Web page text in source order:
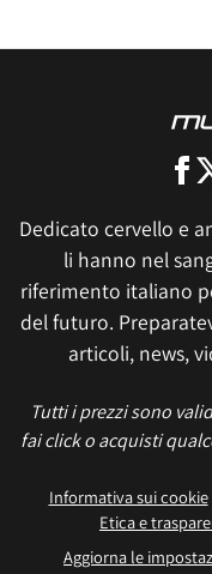
Dedicato cervello e
li hanno nel
riferimento italiano
del futuro.
articoli, news,
Tutti i prezzi sono
fai click o acquisti
Informativa sui cookie
Etica e
Aggiorna le